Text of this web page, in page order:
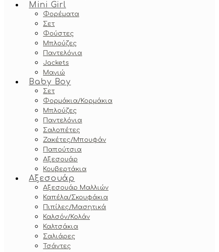
Mini Girl
Φορέματα
Σετ
Φούστες
Μπλούζες
Παντελόνια
Jackets
Μαγιώ
Baby Boy
Σετ
Φορμάκια/Κορμάκια
Μπλούζες
Παντελόνια
Σαλοπέτες
Ζακέτες/Μπουφάν
Παπούτσια
Αξεσουάρ
Κουβερτάκια
Αξεσουάρ
Αξεσουάρ Μαλλιών
Καπέλα/Σκουφάκια
Πιπίλες/Μασητικά
Καλσόν/Κολάν
Καλτσάκια
Σαλιάρες
Τσάντες